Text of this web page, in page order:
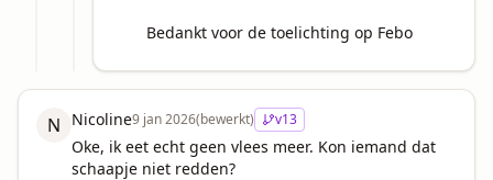
Bedankt voor de toelichting op Febo
N Nicoline9 jan 2026(bewerkt) v13
Oke, ik eet echt geen vlees meer. Kon iemand dat
schaapje niet redden?